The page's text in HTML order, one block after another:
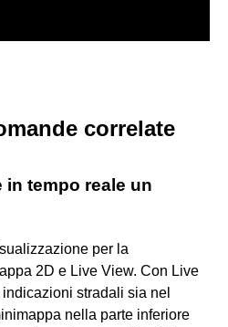
correlate
in tempo reale un
per la
2D e Live View. Con Live
stradali sia nel
nella parte inferiore